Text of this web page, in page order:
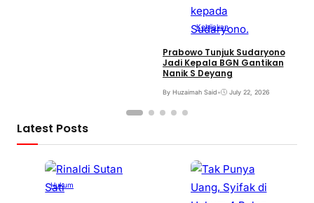
Kebijakan
Prabowo Tunjuk Sudaryono
Jadi Kepala BGN Gantikan
Nanik S Deyang
By Huzaimah Said• July 22, 2026
Latest Posts
Hukum